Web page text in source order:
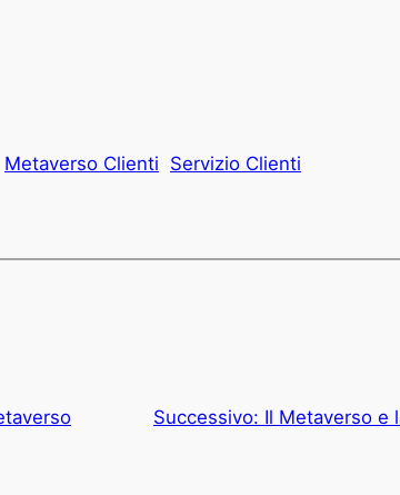
Metaverso Clienti Servizio Clienti
Successivo: Il Metaverso e